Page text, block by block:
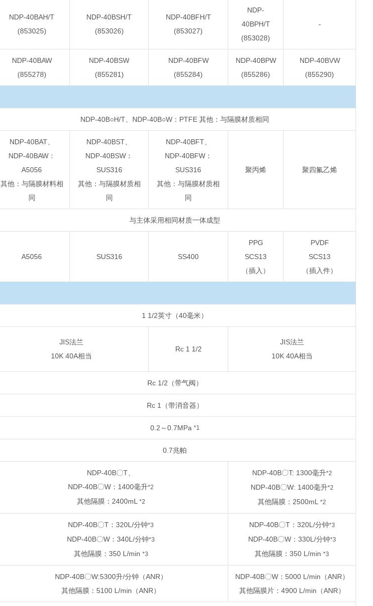
NDP-40BAH/T
(853025)
NDP-40BSH/T
(853026)
NDP-40BFH/T
(853027)
NDP-
40BPH/T
(853028)
-
NDP-40BAW
(855278)
NDP-40BSW
(855281)
NDP-40BFW
(855284)
NDP-40BPW
(855286)
NDP-40BVW
(855290)
NDP-40B○H/T、NDP-40B○W：PTFE 其他：与隔膜材质相同
NDP-40BAT、
NDP-40BAW：
A5056
其他：与隔膜材料相
同
NDP-40BST、
NDP-40BSW：
SUS316
其他：与隔膜材质相
同
NDP-40BFT、
NDP-40BFW：
SUS316
其他：与隔膜材质相
同
聚丙烯 聚四氟乙烯
与主体采用相同材质一体成型
A5056 SUS316 SS400
PPG
SCS13
（插入）
PVDF
SCS13
（插入件）
1 1/2英寸（40毫米）
JIS法兰
10K 40A相当
Rc 1 1/2
JIS法兰
10K 40A相当
Rc 1/2（带气阀）
Rc 1（带消音器）
0.2～0.7MPa *1
0.7兆帕
NDP-40B〇T、
NDP-40B〇W：1400毫升*2
其他隔膜：2400mL *2
NDP-40B〇T: 1300毫升*2
NDP-40B〇W: 1400毫升*2
其他隔膜：2500mL*2
NDP-40B〇T：320L/分钟*3
NDP-40B〇W：340L/分钟*3
其他隔膜：350 L/min *3
NDP-40B〇T：320L/分钟*3
NDP-40B〇W：330L/分钟*3
其他隔膜：350 L/min*3
NDP-40B〇W:5300升/分钟（ANR）
其他隔膜：5100 L/min（ANR）
NDP-40B〇W：5000 L/min（ANR）
其他隔膜片：4900 L/min（ANR）